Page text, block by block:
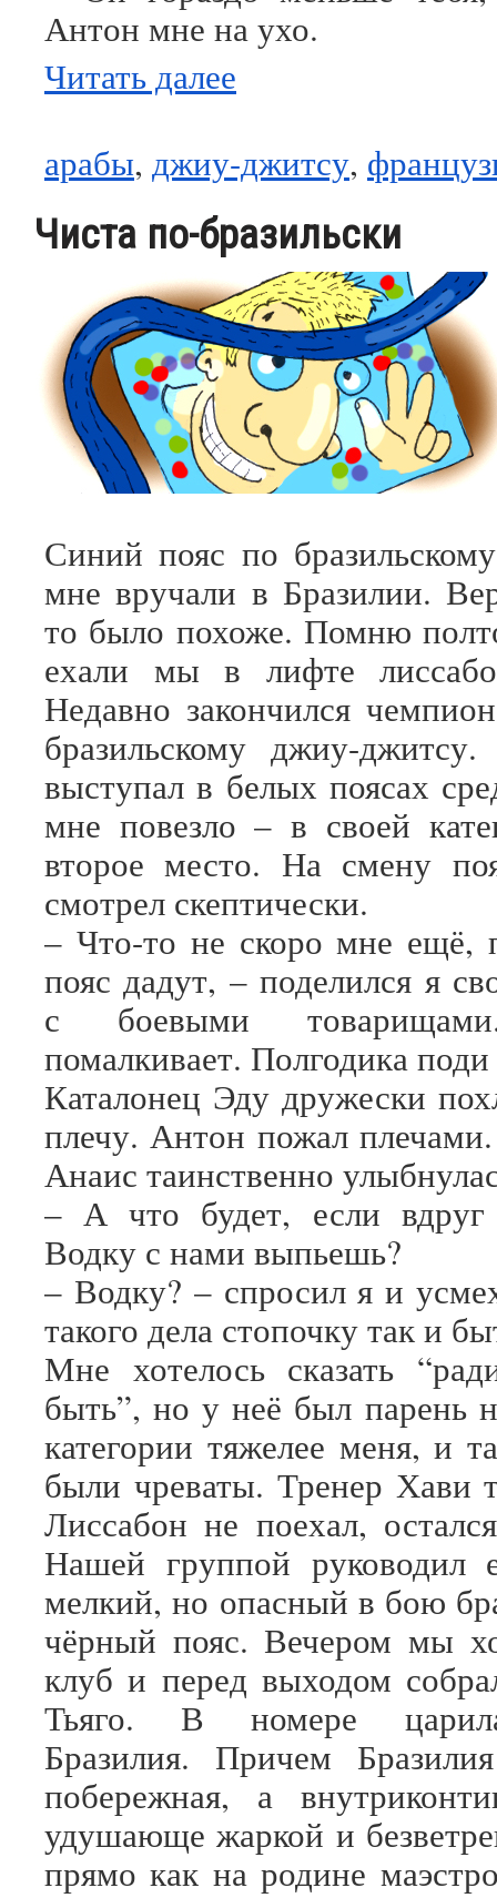
Антон мне на ухо.
Читать далее
арабы, джиу-джитсу,
Чиста по-бразильски
Синий пояс по
мне вручали в Бразилии.
то было похоже. Помню
ехали мы в лифте
Недавно закончился
бразильскому джиу-
выступал в белых поясах
мне повезло – в своей
второе место. На смену
смотрел скептически.
– Что-то не скоро мне ещё,
пояс дадут, – поделился я
с боевыми
помалкивает. Полгодика
Каталонец Эду дружески
плечу. Антон пожал
Анаис таинственно
– А что будет, если вдруг
Водку с нами выпьешь?
– Водку? – спросил я и
такого дела стопочку так и
Мне хотелось сказать
быть”, но у неё был парень
категории тяжелее меня, и
были чреваты. Тренер Хави
Лиссабон не поехал,
Нашей группой руководил
мелкий, но опасный в бою
чёрный пояс. Вечером мы
клуб и перед выходом
Тьяго. В номере
Бразилия. Причем
побережная, а
удушающе жаркой и
прямо как на родине